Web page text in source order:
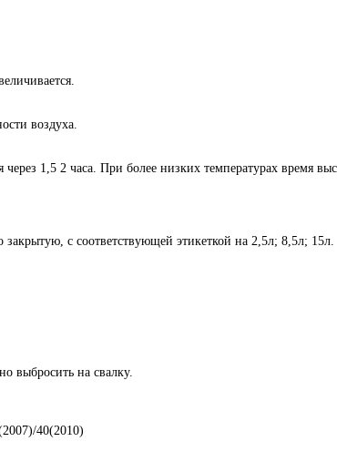
воздуха.
1,5 2 часа. При более низких температурах время
с соответствующей этикеткой на 2,5л; 8,5л; 15л.
выбросить на свалку.
40(2010)